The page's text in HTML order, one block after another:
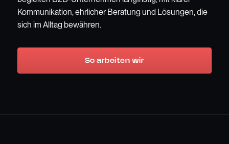
Kommunikation, ehrlicher Beratung und Lösungen, die
sich im Alltag bewähren.
So arbeiten wir